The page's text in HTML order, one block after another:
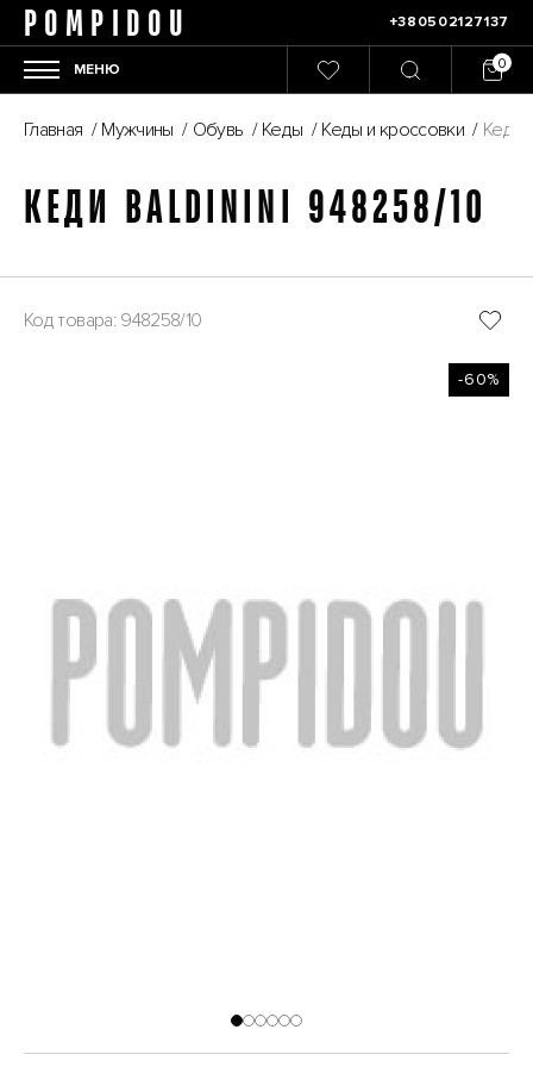
POMPIDOU +380502127137
МЕНЮ
Главная / Мужчины / Обувь / Кеды / Кеды и кроссовки / Кеди
КЕДИ BALDININI 948258/10
Код товара: 948258/10
-60%